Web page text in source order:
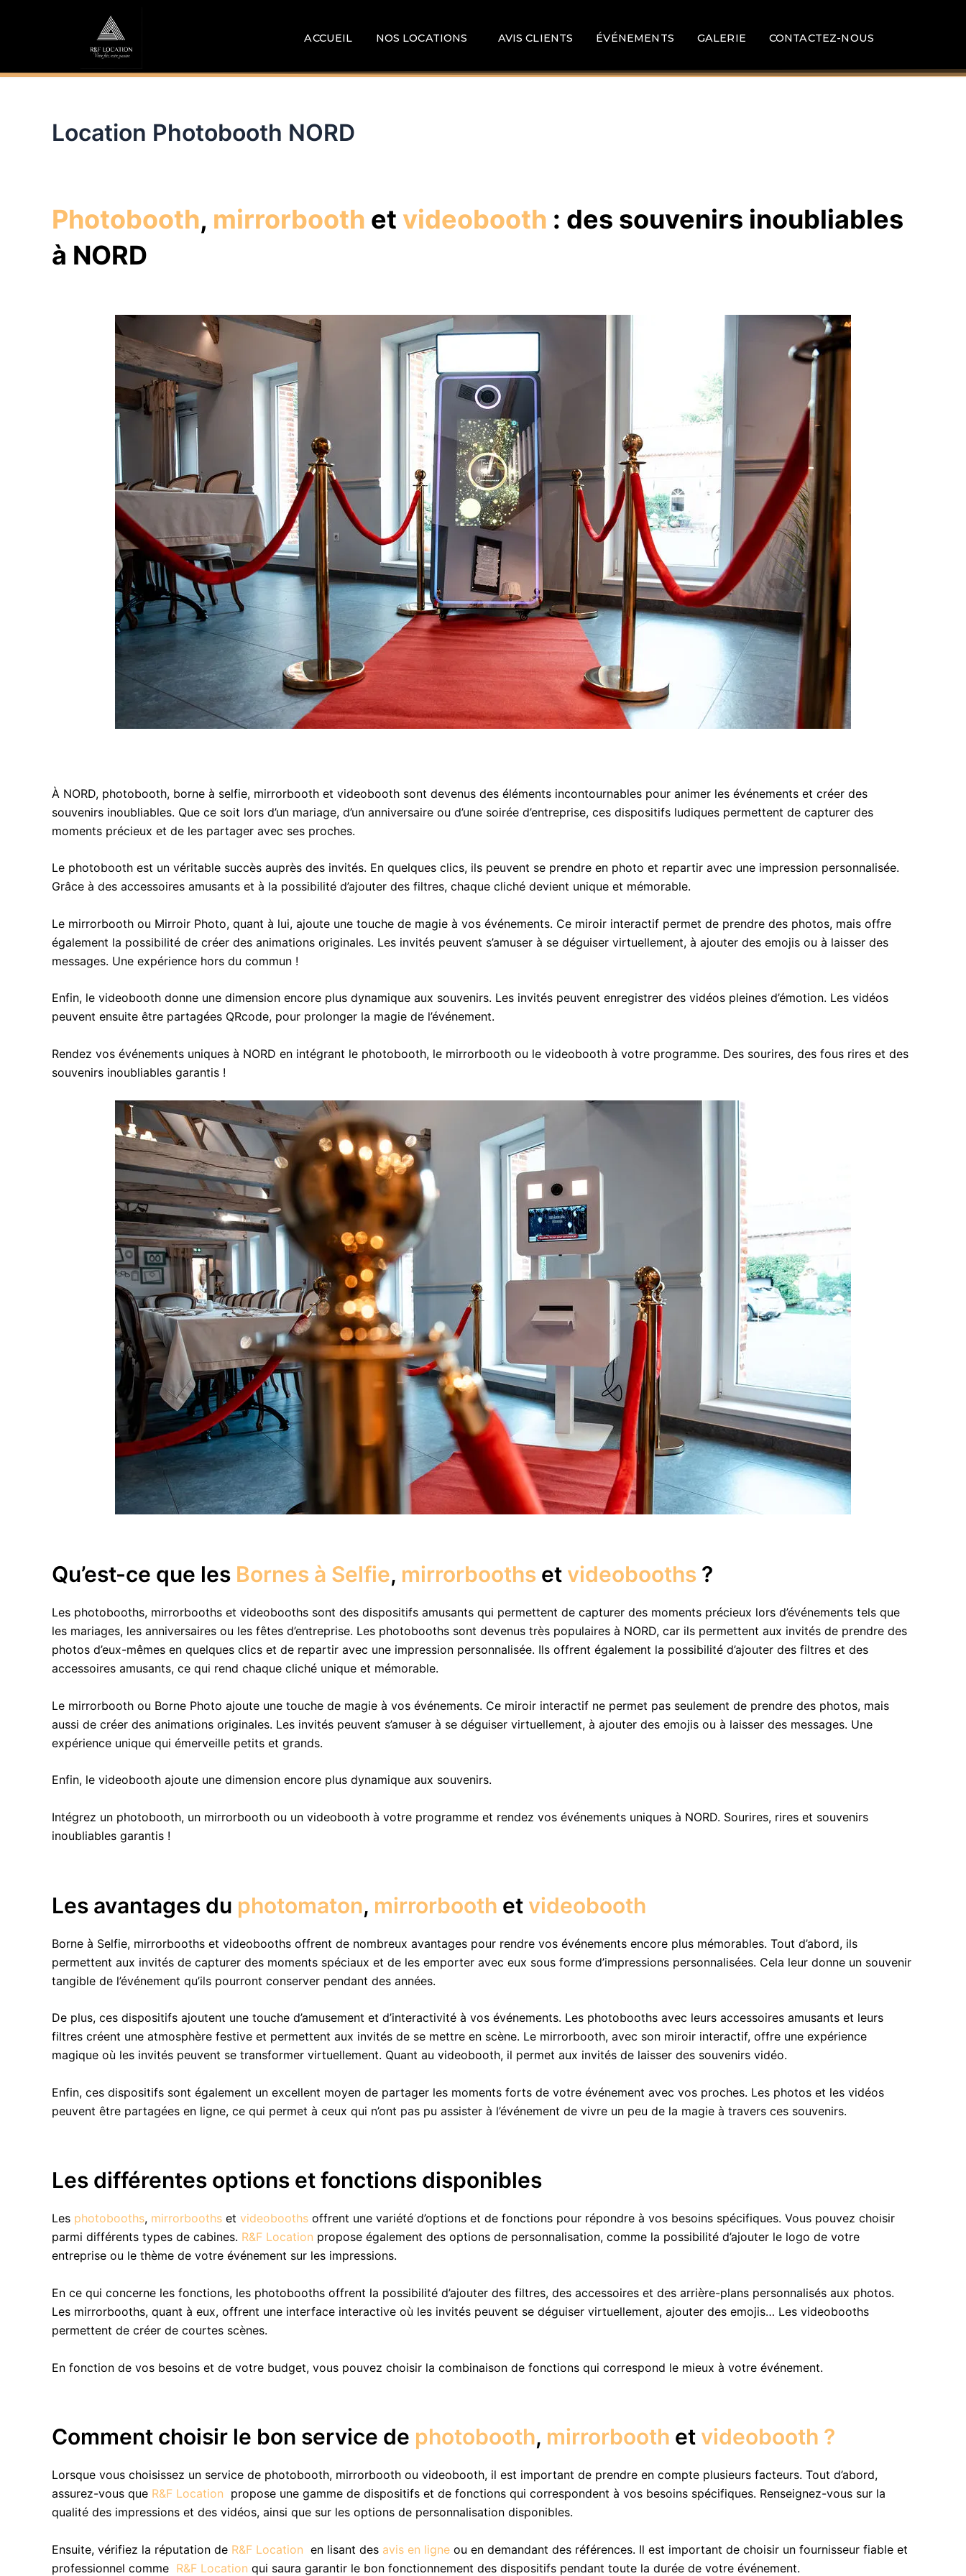
ACCUEIL NOS LOCATIONS AVIS CLIENTS ÉVÉNEMENTS GALERIE CONTACTEZ-NOUS
Location Photobooth NORD
Photobooth, mirrorbooth et videobooth : des souvenirs inoubliables
à NORD
À NORD, photobooth, borne à selfie, mirrorbooth et videobooth sont devenus des éléments incontournables pour animer les événements et créer des
souvenirs inoubliables. Que ce soit lors d’un mariage, d’un anniversaire ou d’une soirée d’entreprise, ces dispositifs ludiques permettent de capturer des
moments précieux et de les partager avec ses proches.
Le photobooth est un véritable succès auprès des invités. En quelques clics, ils peuvent se prendre en photo et repartir avec une impression personnalisée.
Grâce à des accessoires amusants et à la possibilité d’ajouter des filtres, chaque cliché devient unique et mémorable.
Le mirrorbooth ou Mirroir Photo, quant à lui, ajoute une touche de magie à vos événements. Ce miroir interactif permet de prendre des photos, mais offre
également la possibilité de créer des animations originales. Les invités peuvent s’amuser à se déguiser virtuellement, à ajouter des emojis ou à laisser des
messages. Une expérience hors du commun !
Enfin, le videobooth donne une dimension encore plus dynamique aux souvenirs. Les invités peuvent enregistrer des vidéos pleines d’émotion. Les vidéos
peuvent ensuite être partagées QRcode, pour prolonger la magie de l’événement.
Rendez vos événements uniques à NORD en intégrant le photobooth, le mirrorbooth ou le videobooth à votre programme. Des sourires, des fous rires et des
souvenirs inoubliables garantis !
Qu’est-ce que les Bornes à Selfie, mirrorbooths et videobooths ?
Les photobooths, mirrorbooths et videobooths sont des dispositifs amusants qui permettent de capturer des moments précieux lors d’événements tels que
les mariages, les anniversaires ou les fêtes d’entreprise. Les photobooths sont devenus très populaires à NORD, car ils permettent aux invités de prendre des
photos d’eux-mêmes en quelques clics et de repartir avec une impression personnalisée. Ils offrent également la possibilité d’ajouter des filtres et des
accessoires amusants, ce qui rend chaque cliché unique et mémorable.
Le mirrorbooth ou Borne Photo ajoute une touche de magie à vos événements. Ce miroir interactif ne permet pas seulement de prendre des photos, mais
aussi de créer des animations originales. Les invités peuvent s’amuser à se déguiser virtuellement, à ajouter des emojis ou à laisser des messages. Une
expérience unique qui émerveille petits et grands.
Enfin, le videobooth ajoute une dimension encore plus dynamique aux souvenirs.
Intégrez un photobooth, un mirrorbooth ou un videobooth à votre programme et rendez vos événements uniques à NORD. Sourires, rires et souvenirs
inoubliables garantis !
Les avantages du photomaton, mirrorbooth et videobooth
Borne à Selfie, mirrorbooths et videobooths offrent de nombreux avantages pour rendre vos événements encore plus mémorables. Tout d’abord, ils
permettent aux invités de capturer des moments spéciaux et de les emporter avec eux sous forme d’impressions personnalisées. Cela leur donne un souvenir
tangible de l’événement qu’ils pourront conserver pendant des années.
De plus, ces dispositifs ajoutent une touche d’amusement et d’interactivité à vos événements. Les photobooths avec leurs accessoires amusants et leurs
filtres créent une atmosphère festive et permettent aux invités de se mettre en scène. Le mirrorbooth, avec son miroir interactif, offre une expérience
magique où les invités peuvent se transformer virtuellement. Quant au videobooth, il permet aux invités de laisser des souvenirs vidéo.
Enfin, ces dispositifs sont également un excellent moyen de partager les moments forts de votre événement avec vos proches. Les photos et les vidéos
peuvent être partagées en ligne, ce qui permet à ceux qui n’ont pas pu assister à l’événement de vivre un peu de la magie à travers ces souvenirs.
Les différentes options et fonctions disponibles
Les photobooths, mirrorbooths et videobooths offrent une variété d’options et de fonctions pour répondre à vos besoins spécifiques. Vous pouvez choisir
parmi différents types de cabines. R&F Location propose également des options de personnalisation, comme la possibilité d’ajouter le logo de votre
entreprise ou le thème de votre événement sur les impressions.
En ce qui concerne les fonctions, les photobooths offrent la possibilité d’ajouter des filtres, des accessoires et des arrière-plans personnalisés aux photos.
Les mirrorbooths, quant à eux, offrent une interface interactive où les invités peuvent se déguiser virtuellement, ajouter des emojis… Les videobooths
permettent de créer de courtes scènes.
En fonction de vos besoins et de votre budget, vous pouvez choisir la combinaison de fonctions qui correspond le mieux à votre événement.
Comment choisir le bon service de photobooth, mirrorbooth et videobooth ?
Lorsque vous choisissez un service de photobooth, mirrorbooth ou videobooth, il est important de prendre en compte plusieurs facteurs. Tout d’abord,
assurez-vous que R&F Location propose une gamme de dispositifs et de fonctions qui correspondent à vos besoins spécifiques. Renseignez-vous sur la
qualité des impressions et des vidéos, ainsi que sur les options de personnalisation disponibles.
Ensuite, vérifiez la réputation de R&F Location en lisant des avis en ligne ou en demandant des références. Il est important de choisir un fournisseur fiable et
professionnel comme R&F Location qui saura garantir le bon fonctionnement des dispositifs pendant toute la durée de votre événement.